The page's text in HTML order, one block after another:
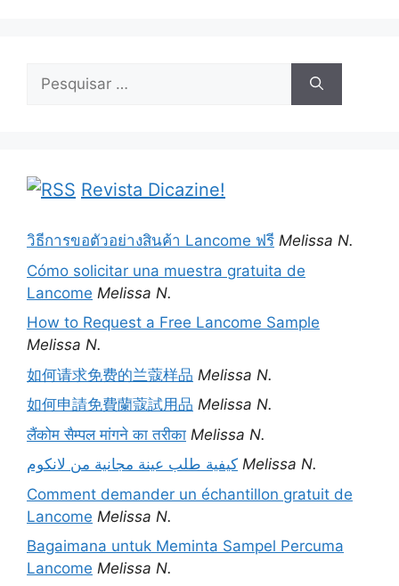
Pesquisar
Revista Dicazine!
วิธีการขอตัวอย่างสินค้า Lancome ฟรี Melissa N.
Cómo solicitar una muestra gratuita de
Lancome Melissa N.
How to Request a Free Lancome Sample
Melissa N.
如何请求免费的兰蔻样品 Melissa N.
如何申請免費蘭蔻試用品 Melissa N.
लैंकोम सैम्पल मांगने का तरीका Melissa N.
كيفية طلب عينة مجانية من لانكوم Melissa N.
Comment demander un échantillon gratuit de
Lancome Melissa N.
Bagaimana untuk Meminta Sampel Percuma
Lancome Melissa N.